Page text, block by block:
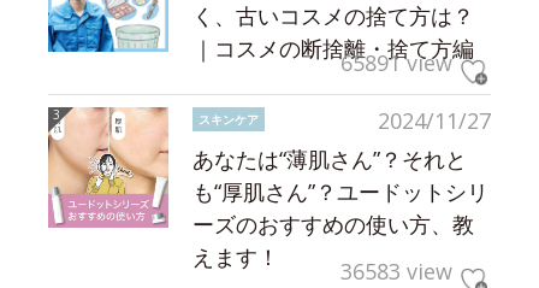
く、古いコスメの捨て方は？
｜コスメの断捨離・捨て方編
65891 view
2024/11/27
スキンケア
あなたは“薄肌さん”？それと
も“厚肌さん”？ユードットシリ
ーズのおすすめの使い方、教
えます！
36583 view